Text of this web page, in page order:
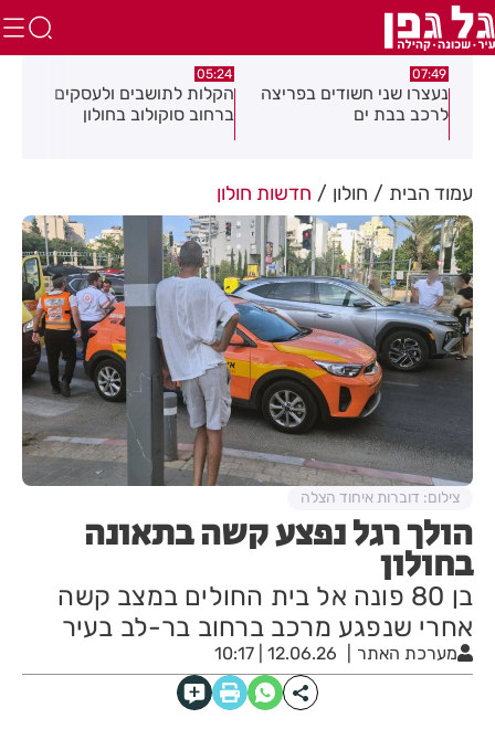
07:49
נעצרו שני חשודים בפריצה
לרכב בבת ים
05:24
הקלות לתושבים ולעסקים
ברחוב סוקולוב בחולון
עמוד הבית חולון חדשות חולון
הולך רגל נפצע קשה בתאונה
בחולון
בן 80 פונה אל בית החולים במצב קשה
אחרי שנפגע מרכב ברחוב בר-לב בעיר
מערכת האתר 12.06.26 | 10:17
צילום: דוברות איחוד הצלה